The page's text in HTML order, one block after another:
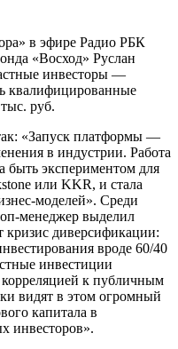
в эфире Радио РБК
«Восход» Руслан
инвесторы —
квалифицированные
руб.
«Запуск платформы —
в индустрии. Работа
быть экспериментом для
или KKR, и стала
моделей». Среди
менеджер выделил
кризис диверсификации:
вроде 60/40
инвестиции
корреляцией к публичным
видят в этом огромный
капитала в
инвесторов».